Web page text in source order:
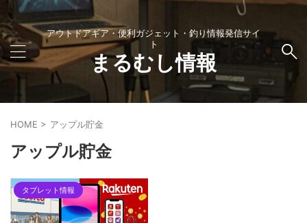
アウトドアギア・便利ガジェット・釣り情報発信サイ
ト
まるむし情報
HOME > アップル貯金
アップル貯金
タブレット情報